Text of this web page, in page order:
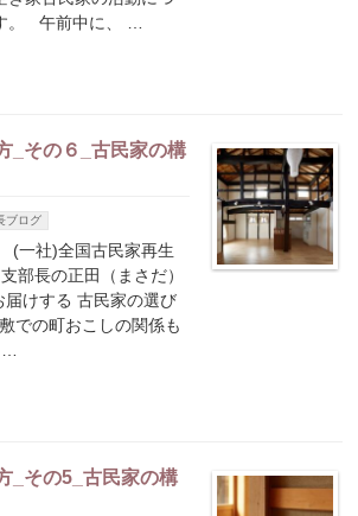
。 午前中に、 …
_その６_古民家の構
ブログ
(一社)全国古民家再生
部長の正田（まさだ）
けする 古民家の選び
での町おこしの関係も
_その5_古民家の構